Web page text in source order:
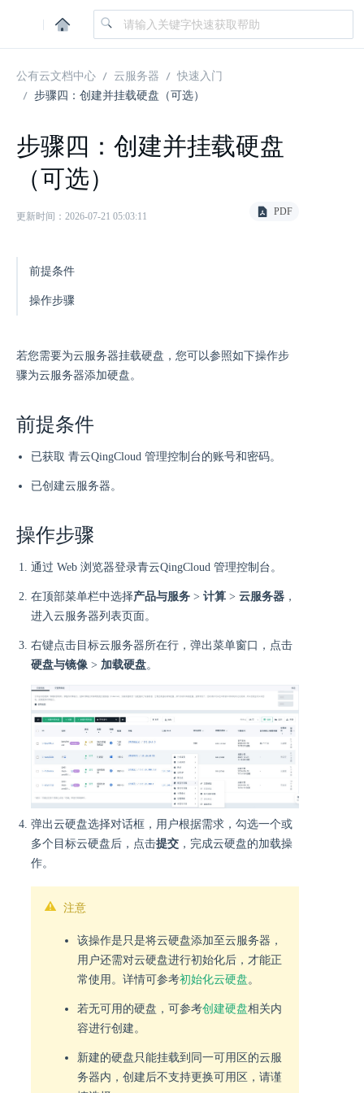
|
公有云文档中心 云服务器
快速入门
步骤四：创建并挂载硬盘（可选）
步骤四：创建并挂载硬盘
（可选）
更新时间：2026-07-21 05:03:11 PDF
前提条件
操作步骤
若您需要为云服务器挂载硬盘，您可以参照如下操作步
骤为云服务器添加硬盘。
前提条件
已获取 青云QingCloud 管理控制台的账号和密码。
已创建云服务器。
操作步骤
通过 Web 浏览器登录青云QingCloud 管理控制台。
在顶部菜单栏中选择产品与服务 > 计算 > 云服务器 ，
进入云服务器列表页面。
右键点击目标云服务器所在行，弹出菜单窗口，点击
硬盘与镜像 > 加载硬盘。
弹出云硬盘选择对话框，用户根据需求，勾选一个或
多个目标云硬盘后，点击提交 ，完成云硬盘的加载操
作。
注意
该操作是只是将云硬盘添加至云服务器，
用户还需对云硬盘进行初始化后，才能正
常使用。详情可参考初始化云硬盘。
若无可用的硬盘，可参考创建硬盘相关内
容进行创建。
新建的硬盘只能挂载到同一可用区的云服
务器内，创建后不支持更换可用区，请谨